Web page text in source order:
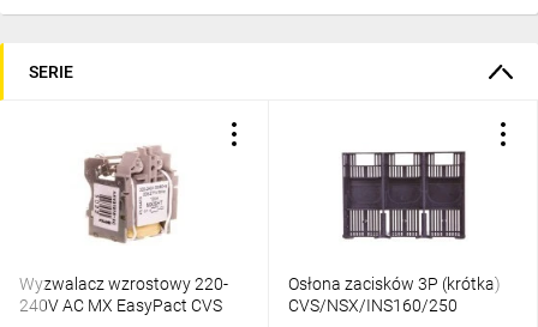
SERIE
Wyzwalacz wzrostowy 220-
240V AC MX EasyPact CVS
Osłona zacisków 3P (krótka)
CVS/NSX/INS160/250